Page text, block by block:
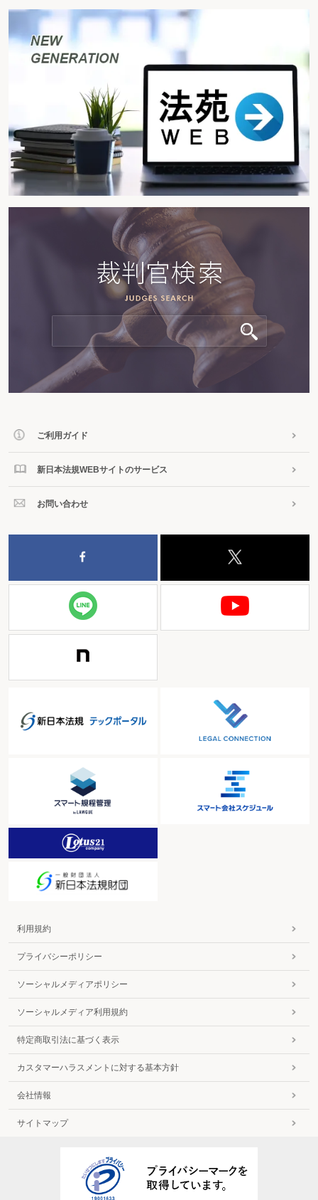
ご利用ガイド
新日本法規WEBサイトのサービス
お問い合わせ
利用規約
プライバシーポリシー
ソーシャルメディアポリシー
ソーシャルメディア利用規約
特定商取引法に基づく表示
カスタマーハラスメントに対する基本方針
会社情報
サイトマップ